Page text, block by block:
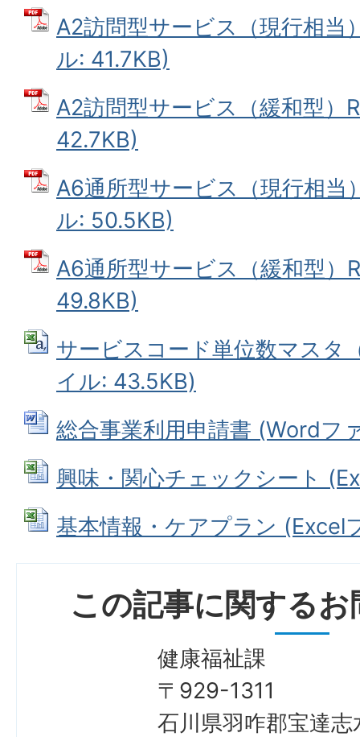
A2訪問型サービス（現行相当
ル: 41.7KB)
A2訪問型サービス（緩和型）
42.7KB)
A6通所型サービス（現行相当
ル: 50.5KB)
A6通所型サービス（緩和型）
49.8KB)
サービスコード単位数マスタ
イル: 43.5KB)
総合事業利用申請書 (Wordフ
興味・関心チェックシート
基本情報・ケアプラン (Excel
この記事に関する
健康福祉課
〒929-1311
石川県羽咋郡宝達志